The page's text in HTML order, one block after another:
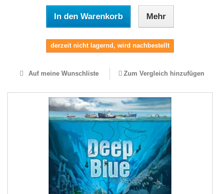
In den Warenkorb Mehr
derzeit nicht lagernd, wird nachbestellt
Auf meine Wunschliste Zum Vergleich hinzufügen